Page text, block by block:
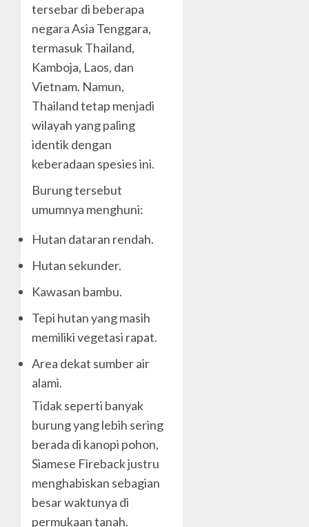
tersebar di beberapa
negara Asia Tenggara,
termasuk Thailand,
Kamboja, Laos, dan
Vietnam. Namun,
Thailand tetap menjadi
wilayah yang paling
identik dengan
keberadaan spesies ini.
Burung tersebut
umumnya menghuni:
Hutan dataran rendah.
Hutan sekunder.
Kawasan bambu.
Tepi hutan yang masih
memiliki vegetasi rapat.
Area dekat sumber air
alami.
Tidak seperti banyak
burung yang lebih sering
berada di kanopi pohon,
Siamese Fireback justru
menghabiskan sebagian
besar waktunya di
permukaan tanah.